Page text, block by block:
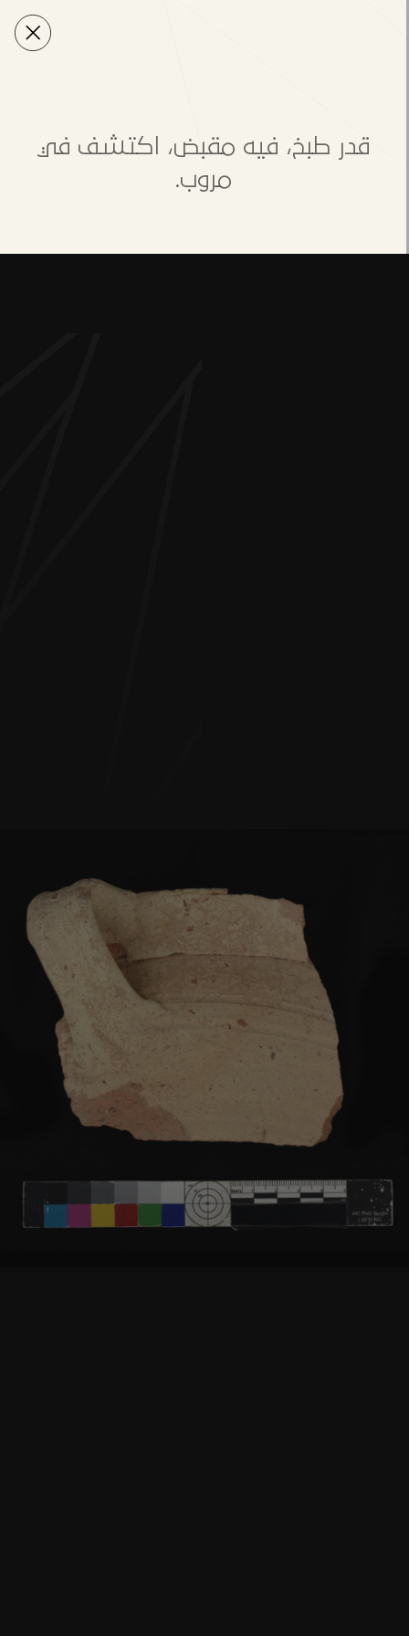
قدر طبخ، فيه مقبض، اكتشف في
مروب.